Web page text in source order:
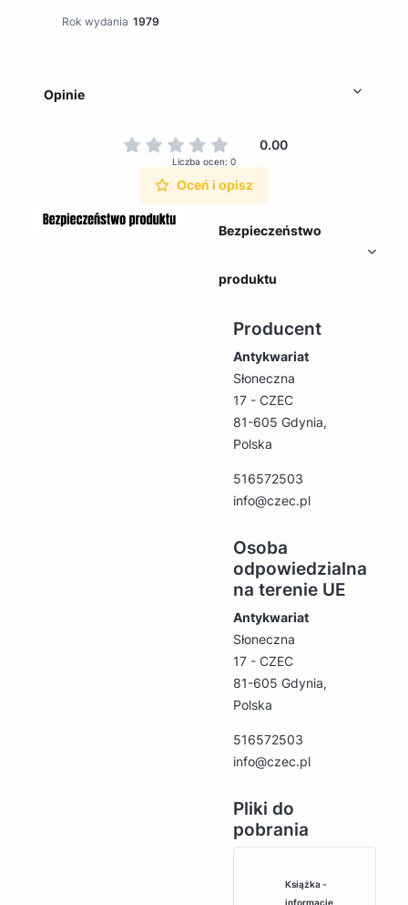
Rok wydania 1979
Opinie
0.00
Liczba ocen: 0
Oceń i opisz
Bezpieczeństwo
produktu
Producent
Antykwariat
Słoneczna
17 - CZEC
81-605 Gdynia,
Polska
516572503
info@czec.pl
Osoba
odpowiedzialna
na terenie UE
Antykwariat
Słoneczna
17 - CZEC
81-605 Gdynia,
Polska
516572503
info@czec.pl
Pliki do
pobrania
Książka -
informacje